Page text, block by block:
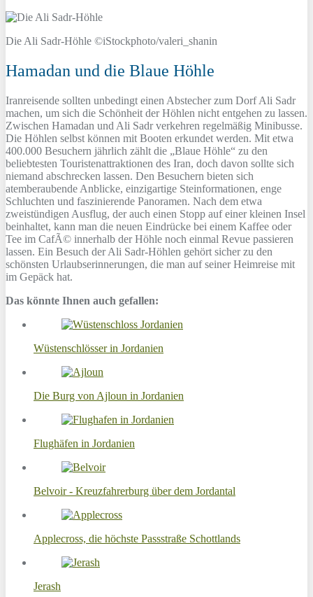
Die Ali Sadr-Höhle ©iStockphoto/valeri_shanin
Hamadan und die Blaue Höhle
Iranreisende sollten unbedingt einen Abstecher zum Dorf Ali Sadr
machen, um sich die Schönheit der Höhlen nicht entgehen zu lassen.
Zwischen Hamadan und Ali Sadr verkehren regelmäßig Minibusse.
Die Höhlen selbst können mit Booten erkundet werden. Mit etwa
400.000 Besuchern jährlich zählt die „Blaue Höhle“ zu den
beliebtesten Touristenattraktionen des Iran, doch davon sollte sich
niemand abschrecken lassen. Den Besuchern bieten sich
atemberaubende Anblicke, einzigartige Steinformationen, enge
Schluchten und faszinierende Panoramen. Nach dem etwa
zweistündigen Ausflug, der auch einen Stopp auf einer kleinen Insel
beinhaltet, kann man die neuen Eindrücke bei einem Kaffee oder
Tee im CafÃ© innerhalb der Höhle noch einmal Revue passieren
lassen. Ein Besuch der Ali Sadr-Höhlen gehört sicher zu den
schönsten Urlaubserinnerungen, die man auf seiner Heimreise mit
im Gepäck hat.
Das könnte Ihnen auch gefallen:
Wüstenschlösser in Jordanien
Die Burg von Ajloun in Jordanien
Flughäfen in Jordanien
Belvoir - Kreuzfahrerburg über dem Jordantal
Applecross, die höchste Passstraße Schottlands
Jerash